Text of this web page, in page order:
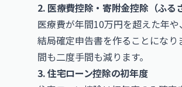
2. 医療費控除・寄附金控除（ふる
医療費が年間10万円を超えた年
結局確定申告書を作ることにな
間も二度手間も減ります。
3. 住宅ローン控除の初年度